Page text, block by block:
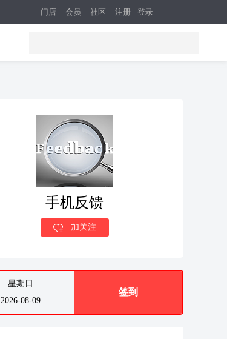
注册 登录
门店 会员 社区
手机反馈
加关注
星期日
2026-08-09
签到